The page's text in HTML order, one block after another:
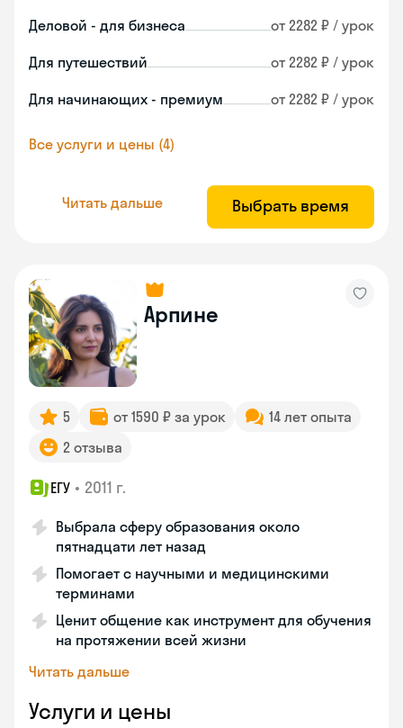
Деловой - для бизнеса от 2282 ₽ / урок
Для путешествий от 2282 ₽ / урок
Для начинающих - премиум от 2282 ₽ / урок
Все услуги и цены (4)
Читать дальше Выбрать время
Арпине
5 от 1590 ₽ за урок
14 лет опыта
2 отзыва
ЕГУ • 2011 г.
Выбрала сферу образования около
пятнадцати лет назад
Помогает с научными и медицинскими
терминами
Ценит общение как инструмент для обучения
на протяжении всей жизни
Читать дальше
Услуги и цены